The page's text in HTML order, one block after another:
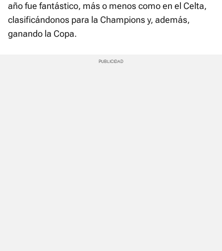
año fue fantástico, más o menos como en el Celta,
clasificándonos para la Champions y, además,
ganando la Copa.